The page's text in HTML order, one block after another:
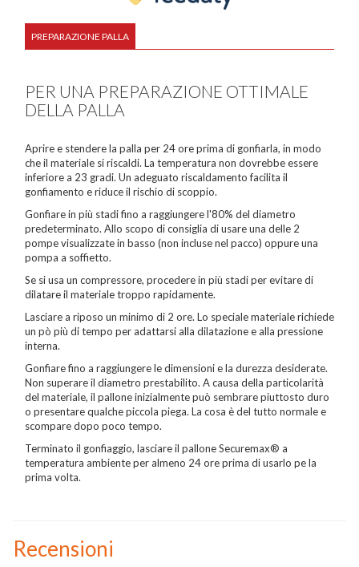
Cognome
eMail
Telefono / Cellulare
Città
Un privato
PREPARAZIONE PALLA
PER UNA PREPARAZIONE OTTIMALE
DELLA PALLA
Aprire e stendere la palla per 24 ore prima di gonfiarla, in modo
che il materiale si riscaldi. La temperatura non dovrebbe essere
inferiore a 23 gradi. Un adeguato riscaldamento facilita il
gonfiamento e riduce il rischio di scoppio.
Gonfiare in più stadi fino a raggiungere l'80% del diametro
predeterminato. Allo scopo di consiglia di usare una delle 2
pompe visualizzate in basso (non incluse nel pacco) oppure una
pompa a soffietto.
Se si usa un compressore, procedere in più stadi per evitare di
dilatare il materiale troppo rapidamente.
Lasciare a riposo un minimo di 2 ore. Lo speciale materiale richiede
un pò più di tempo per adattarsi alla dilatazione e alla pressione
interna.
Gonfiare fino a raggiungere le dimensioni e la durezza desiderate.
Non superare il diametro prestabilito. A causa della particolarità
del materiale, il pallone inizialmente può sembrare piuttosto duro
o presentare qualche piccola piega. La cosa è del tutto normale e
scompare dopo poco tempo.
Terminato il gonfiaggio, lasciare il pallone Securemax® a
temperatura ambiente per almeno 24 ore prima di usarlo pe la
prima volta.
Recensioni